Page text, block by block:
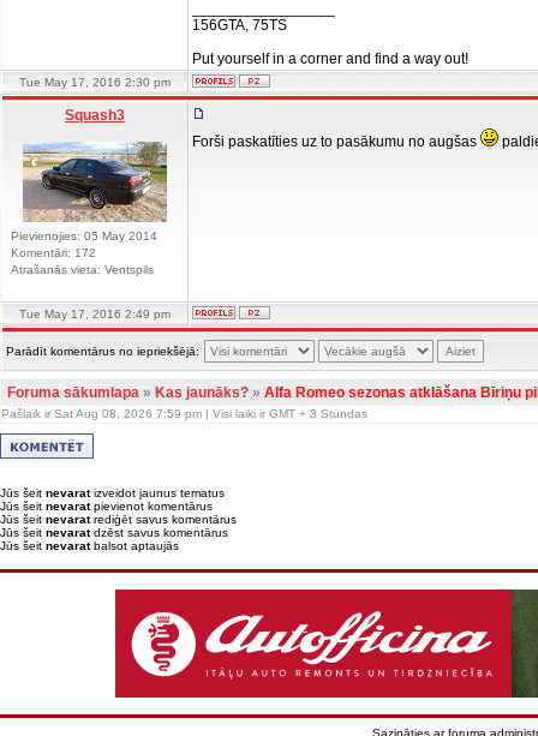
156GTA, 75TS
Put yourself in a corner and find a way out!
Tue May 17, 2016 2:30 pm
Squash3
Pievienojies: 05 May 2014
Komentāri: 172
Atrašanās vieta: Ventspils
Forši paskatīties uz to pasākumu no augšas
Tue May 17, 2016 2:49 pm
Parādīt komentārus no iepriekšējā:
Foruma sākumlapa»Kas jaunāks?»Alfa Romeo sezonas atklāšana Bīriņu
Pašlaik ir Sat Aug 08, 2026 7:59 pm | Visi laiki ir GMT + 3 Stundas
Jūs šeit nevaratizveidot jaunus tematus
Jūs šeit nevaratpievienot komentārus
Jūs šeit nevaratrediģēt savus komentārus
Jūs šeit nevaratdzēst savus komentārus
Jūs šeit nevaratbalsot aptaujās
Sazināties ar foruma